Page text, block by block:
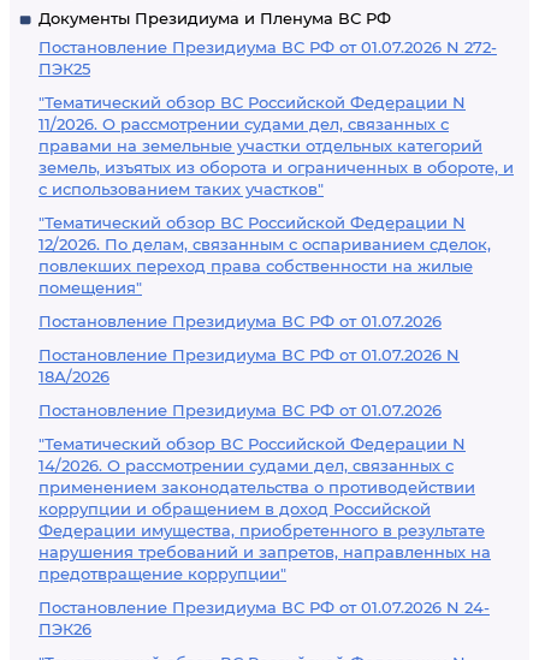
Документы Президиума и Пленума ВС РФ
Постановление Президиума ВС РФ от 01.07.2026 N 272-
ПЭК25
"Тематический обзор ВС Российской Федерации N
11/2026. О рассмотрении судами дел, связанных с
правами на земельные участки отдельных категорий
земель, изъятых из оборота и ограниченных в обороте, и
с использованием таких участков"
"Тематический обзор ВС Российской Федерации N
12/2026. По делам, связанным с оспариванием сделок,
повлекших переход права собственности на жилые
помещения"
Постановление Президиума ВС РФ от 01.07.2026
Постановление Президиума ВС РФ от 01.07.2026 N
18А/2026
Постановление Президиума ВС РФ от 01.07.2026
"Тематический обзор ВС Российской Федерации N
14/2026. О рассмотрении судами дел, связанных с
применением законодательства о противодействии
коррупции и обращением в доход Российской
Федерации имущества, приобретенного в результате
нарушения требований и запретов, направленных на
предотвращение коррупции"
Постановление Президиума ВС РФ от 01.07.2026 N 24-
ПЭК26